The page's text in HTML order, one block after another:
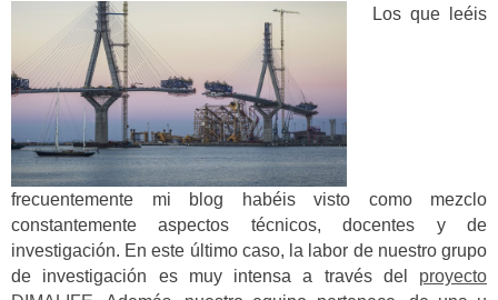
Los que leéis
frecuentemente mi blog habéis visto como mezclo
constantemente aspectos técnicos, docentes y de
investigación. En este último caso, la labor de nuestro grupo
de investigación es muy intensa a través del proyecto